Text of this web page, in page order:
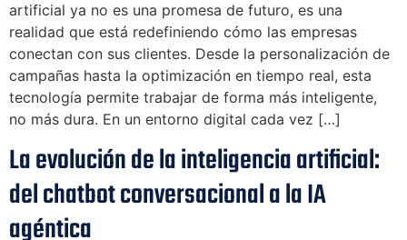
artificial ya no es una promesa de futuro, es una
realidad que está redefiniendo cómo las empresas
conectan con sus clientes. Desde la personalización de
campañas hasta la optimización en tiempo real, esta
tecnología permite trabajar de forma más inteligente,
no más dura. En un entorno digital cada vez […]
La evolución de la inteligencia artificial:
del chatbot conversacional a la IA
agéntica